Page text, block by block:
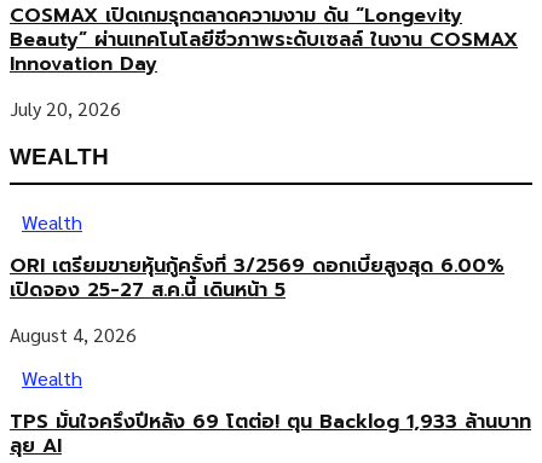
COSMAX เปิดเกมรุกตลาดความงาม ดัน “Longevity
Beauty” ผ่านเทคโนโลยีชีวภาพระดับเซลล์ ในงาน COSMAX
Innovation Day
July 20, 2026
WEALTH
Wealth
ORI เตรียมขายหุ้นกู้ครั้งที่ 3/2569 ดอกเบี้ยสูงสุด 6.00%
เปิดจอง 25-27 ส.ค.นี้ เดินหน้า 5
August 4, 2026
Wealth
TPS มั่นใจครึ่งปีหลัง 69 โตต่อ! ตุน Backlog 1,933 ล้านบาท
ลุย AI